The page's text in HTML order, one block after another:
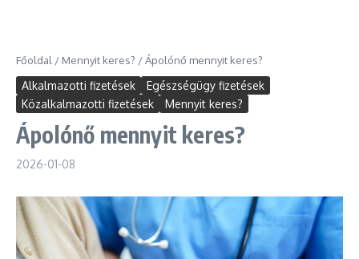
Főoldal / Mennyit keres? /Ápolónő mennyit keres?
Alkalmazotti fizetések
Egészségügy fizetések
Közalkalmazotti fizetések
Mennyit keres?
Ápolónő mennyit keres?
2026-01-08